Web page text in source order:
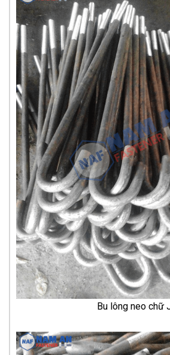
Bu lông neo chữ